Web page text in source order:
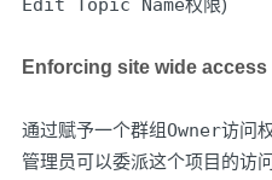
Edit Topic Name权限)
Enforcing site wide
通过赋予一个群组Owner访问
管理员可以委派这个项目的访